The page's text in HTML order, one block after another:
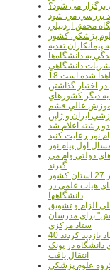
برگزار می شود؟
محقق اردبيلي
تغذيه
دانشگاهي
اهدا شده است
اختيار گذاشتن
ديگر کشورهاي
عالي قشم
ايران و ژاپن
رشته اعلام شد
نور رعایت کنید
اول پیام نور
دولتي وام مي
گيرند
هيات علمي در
دانشگاهها
الزام و تشويق
براي مدرسان
ستاد مرکزي
بازديد کردند
در پونک
انتقال يافت
علوم پزشکي